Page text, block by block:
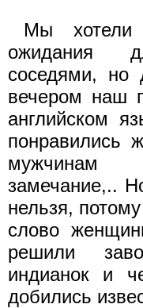
Мы хотели
ожидания
соседями, но
вечером наш
английском
понравились
мужчинам
замечание,..
нельзя,
слово
решили
индианок и
добились